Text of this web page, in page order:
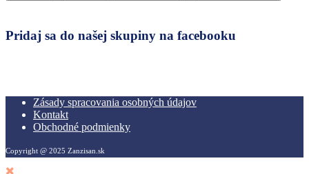
Pridaj sa do našej skupiny na facebooku
Zásady spracovania osobných údajov
Kontakt
Obchodné podmienky
Copyright @ 2025 Zanzisan.sk